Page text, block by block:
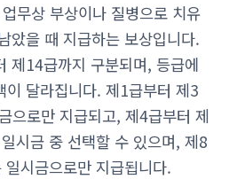
무상 부상이나 질병으로 치유
았을 때 지급하는 보상입니다.
제14급까지 구분되며, 등급에
이 달라집니다. 제1급부터 제3
으로만 지급되고, 제4급부터 제
시금 중 선택할 수 있으며, 제8
시금으로만 지급됩니다.